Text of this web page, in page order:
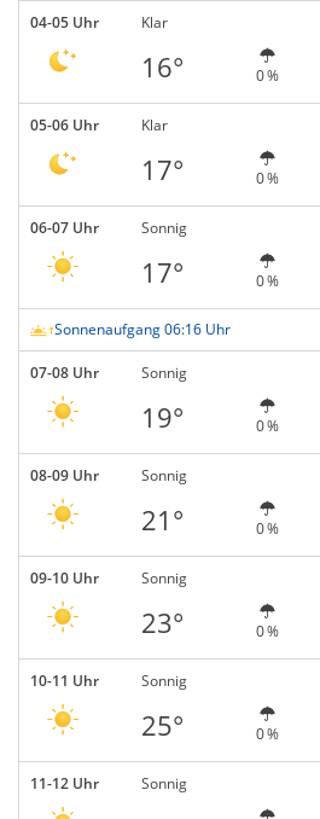
04-05 Uhr Klar
16° 0 %
05-06 Uhr Klar
17° 0 %
06-07 Uhr Sonnig
17° 0 %
Sonnenaufgang 06:16 Uhr
07-08 Uhr Sonnig
19° 0 %
08-09 Uhr Sonnig
21° 0 %
09-10 Uhr Sonnig
23° 0 %
10-11 Uhr Sonnig
25° 0 %
11-12 Uhr Sonnig